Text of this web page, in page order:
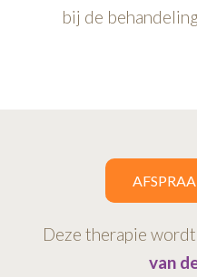
bij de
Deze therapie
van